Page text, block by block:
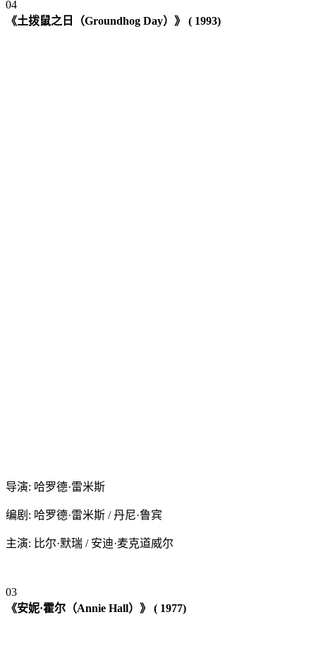
04
《土拨鼠之日（Groundhog Day）》 ( 1993)
导演: 哈罗德·雷米斯
编剧: 哈罗德·雷米斯 / 丹尼·鲁宾
主演: 比尔·默瑞 / 安迪·麦克道威尔
03
《安妮·霍尔（Annie Hall）》 ( 1977)